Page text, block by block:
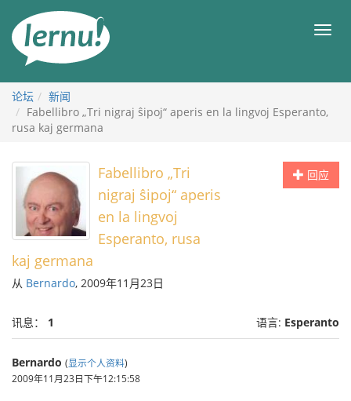
目
论坛
新闻
Fabellibro „Tri nigraj ŝipoj“ aperis en la lingvoj Esperanto,
rusa kaj germana
回应
Fabellibro „Tri
nigraj ŝipoj“ aperis
en la lingvoj
Esperanto, rusa
kaj germana
从 Bernardo, 2009年11月23日
讯息： 1 语言: Esperanto
Bernardo (显示个人资料)
2009年11月23日下午12:15:58